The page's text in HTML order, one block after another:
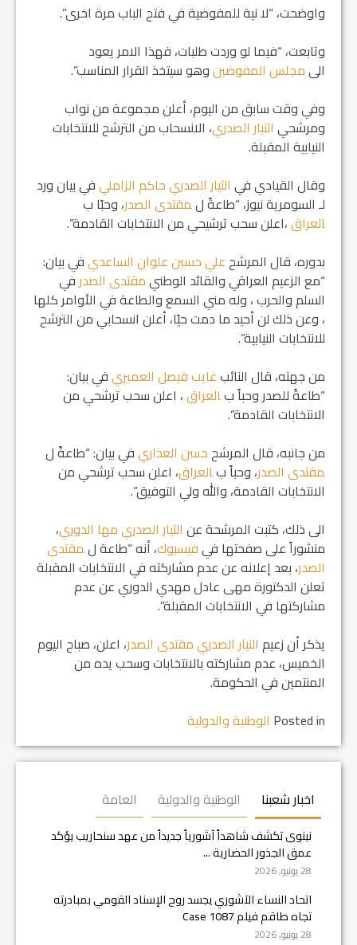
واوضحت، “لا نية للمفوضية في فتح الباب مرة اخرى”.
وتابعت، “فيما لو وردت طلبات، فهذا الامر يعود
الىمجلس المفوضينوهو سيتخذ القرار المناسب”.
وفي وقت سابق من اليوم، أعلن مجموعة من نواب
ومرشحي التيار الصدري، الانسحاب من الترشح للانتخابات
النيابية المقبلة.
وقال القيادي في التيار الصدريحاكم الزامليفي بيان ورد
لـ السومرية نيوز، “طاعةً ل ‍‍مقتدى الصدر، وحبًا ب
العراق،اعلن سحب ترشيحي من الانتخابات القادمة”.
بدوره، قال المرشحعلي حسين علوان الساعديفي بيان:
“مع الزعيم العراقي والقائد الوطنيمقتدى الصدرفي
السلم والحرب ، وله مني السمع والطاعة في الأوامر كلها
، وعن ذلك لن أحيد ما دمت حيًا، أعلن انسحابي من الترشح
للانتخابات النيابية”.
من جهته، قال النائبغايب فيصل العميريفي بيان:
“طاعةً للصدر وحباً ب ‍‍العراق، اعلن سحب ترشحي من
الانتخابات القادمة”.
من جانبه، قال المرشححسن العذاريفي بيان: “طاعةً ل
مقتدى الصدر، وحباً ب ‍‍العراق، اعلن سحب ترشحي من
الانتخابات القادمة، والله ولي التوفيق”.
الى ذلك، كتبت المرشحة عن التيار الصدريمها الدوري،
منشوراً على صفحتها فيفيسبوك، أنه “طاعة ل ‍‍مقتدى
الصدر، بعد إعلانه عن عدم مشاركته في الانتخابات المقبلة
تعلن الدكتورة مهى عادل مهدي الدوري عن عدم
مشاركتها في الانتخابات المقبلة”.
يذكر أن زعيم التيار الصدريمقتدى الصدر، اعلن، صباح اليوم
الخميس، عدم مشاركته بالانتخابات وسحب يده من
المنتمين في الحكومة.
Posted in الوطنية والدولية
اخبار شعبنا الوطنية والدولية العامة
نينوى تكشف شاهداً آشورياً جديداً من عهد سنحاريب يؤكد
عمق الجذور الحضارية ...
28 يونيو, 2026
اتحاد النساء الآشوري يجسد روح الإسناد القومي بمبادرته
تجاه طاقم فيلم Case 1087
28 يونيو, 2026